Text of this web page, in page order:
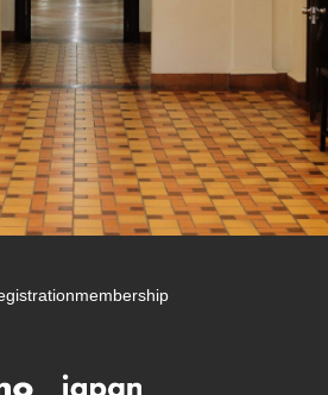
membership